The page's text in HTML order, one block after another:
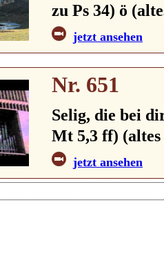
zu Ps 34) ö
jetzt ansehen
Nr. 651
Selig, die bei
Mt 5,3 ff) (altes
jetzt ansehen